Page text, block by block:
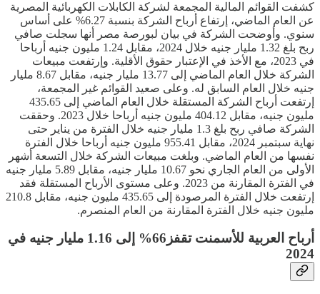
كشفت القوائم المالية المجمعة لشركة الكابلات الكهربائية المصرية
عن العام الماضي، إرتفاع أرباح الشركة بنسبة 6.27% على أساس
سنوي. وأوضحت الشركة في بيان لبورصة مصر أنها سجلت صافي
ربح بلغ 1.32 مليار جنيه خلال 2024، مقابل 1.24 مليون جنيه أرباحا
في 2023، مع الأخذ في الإعتبار حقوق الأقلية. وإرتفعت مبيعات
الشركة خلال العام الماضي إلى 13.77 مليار جنيه، مقابل 8.67 مليار
جنيه خلال العام السابق له. وعلى صعيد القوائم غير المجمعة،
إرتفعت أرباح الشركة المستقلة خلال العام الماضي إلى 435.65
مليون جنيه، مقابل 404.12 مليون جنيه أرباحا خلال 2023. وحققت
الشركة صافي ربح بلغ 1.3 مليار جنيه خلال الفترة من يناير حتى
نهاية سبتمبر 2024، مقابل 955.41 مليون جنيه أرباحا خلال الفترة
نفسها من العام الماضي. وبلغت مبيعات الشركة خلال التسعة أشهر
الأولى من العام الجاري نحو 10.67 مليار جنيه، مقابل 5.89 مليار جنيه
في الفترة المقارنة من 2023. وعلى مستوى الأرباح المستقلة فقد
إرتفعت خلال الفترة المرصودة إلى 435.65 مليون جنيه، مقابل 210.8
مليون جنيه خلال الفترة المقارنة من العام المنصرم.
أرباح العربية للأسمنت تقفز66% إلى 1.16 مليار جنيه في
2024